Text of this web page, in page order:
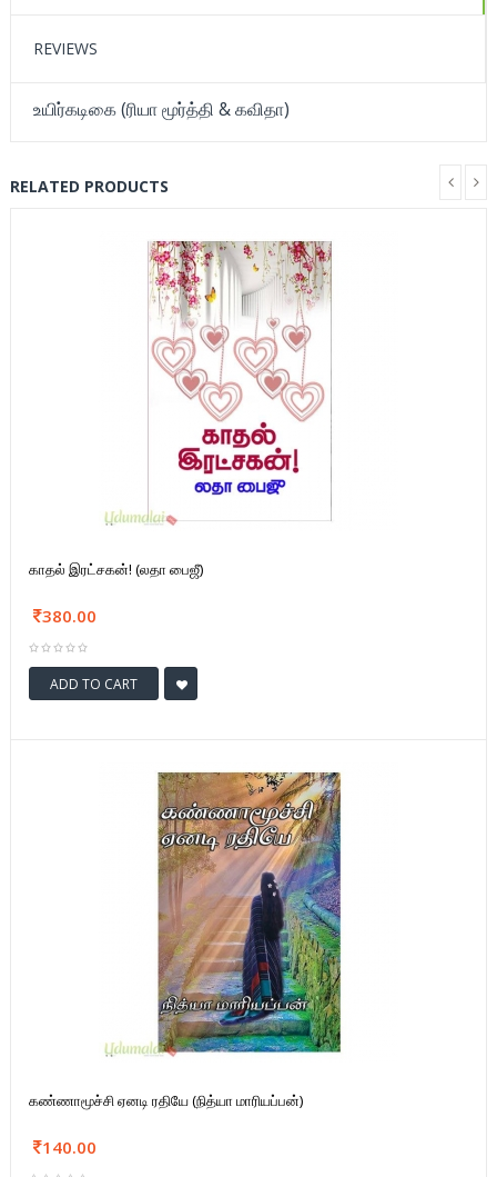
REVIEWS
உயிர்கடிகை (ரியா மூர்த்தி & கவிதா)
RELATED PRODUCTS
காதல் இரட்சகன்! (லதா பைஜீ)
380.00
ADD TO CART
கண்ணாமூச்சி ஏனடி ரதியே (நித்யா மாரியப்பன்)
140.00